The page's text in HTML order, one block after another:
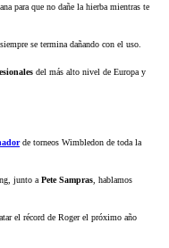
para que no dañe la hierba mientras te
se termina dañando con el uso.
del más alto nivel de Europa y
de torneos Wimbledon de toda la
junto aPete Sampras, hablamos
el récord de Roger el próximo año